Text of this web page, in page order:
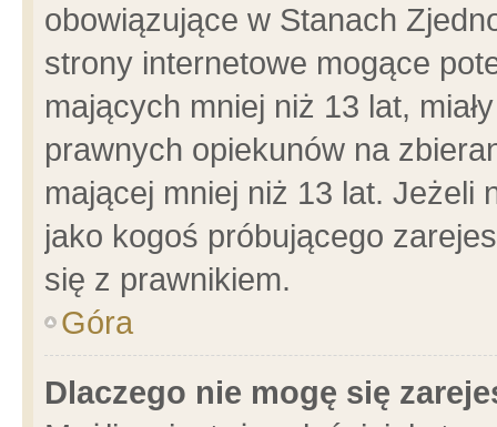
obowiązujące w Stanach
strony internetowe mogące
mających mniej niż 13 lat,
prawnych opiekunów na
mającej mniej niż 13 lat. Jeżeli
jako kogoś próbującego
się z prawnikiem.
Góra
Dlaczego nie mogę się